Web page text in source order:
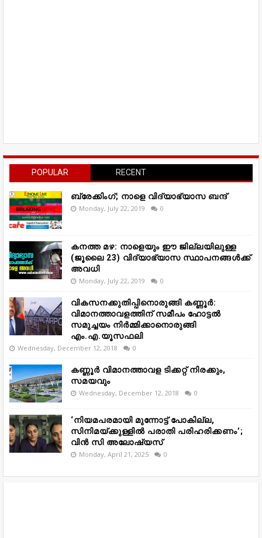
POPULAR RECENT
ബ്രേക്കിംഗ്; നാളെ വിദ്യാഭ്യാസ ബന്ദ്
Monday, July 22, 2019 0
കനത്ത മഴ: നാളെയും ഈ ജില്ലയിലുള്ള
(ജൂലൈ 23) വിദ്യാഭ്യാസ സ്ഥാപനങ്ങൾക്ക്
അവധി
Monday, July 22, 2019 0
വികസനക്കുതിപ്പിനൊരുങ്ങി കണ്ണൂർ:
വിമാനത്താവളത്തിന് സമീപം ഹോട്ടൽ
സമുച്ചയം നിർമ്മിക്കാനൊരുങ്ങി
എം.എ.യൂസഫലി
Wednesday, December 12, 2018 0
കണ്ണൂർ വിമാനത്താവള ടിക്കറ്റ് നിരക്കും,
സമയവും
Wednesday, December 12, 2018 0
‘നിയമപരമായി മുന്നോട്ട് പോകില്ല,
സിനിമയ്ക്കുള്ളിൽ പരാതി പരിഹരിക്കണം’;
വിൻ സി അലോഷ്യസ്
Monday, April 21, 2025 0